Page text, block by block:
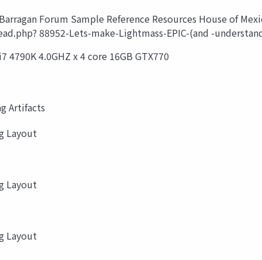
Forum Sample Reference Resources House of
88952-Lets-make-Lightmass-EPIC-(and -
4790K 4.0GHZ x 4 core 16GB GTX770
Artifacts
Layout
Layout
Layout